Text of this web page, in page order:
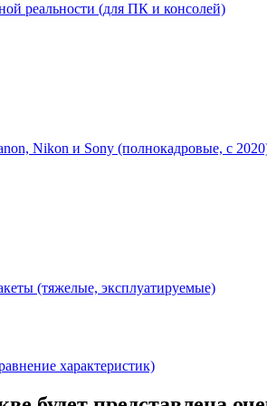
реальности (для ПК и консолей)
Nikon и Sony (полнокадровые, с
(тяжелые, эксплуатируемые)
характеристик)